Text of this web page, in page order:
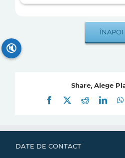
Share, Alege
Facebook
Reddit
DATE DE CONTACT
🔇